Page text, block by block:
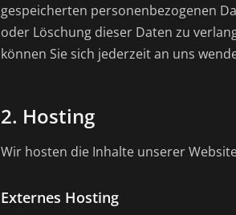
gespeicherten personenbezogenen
oder Löschung dieser Daten zu
können Sie sich jederzeit an uns
2. Hosting
Wir hosten die Inhalte unserer
Externes Hosting